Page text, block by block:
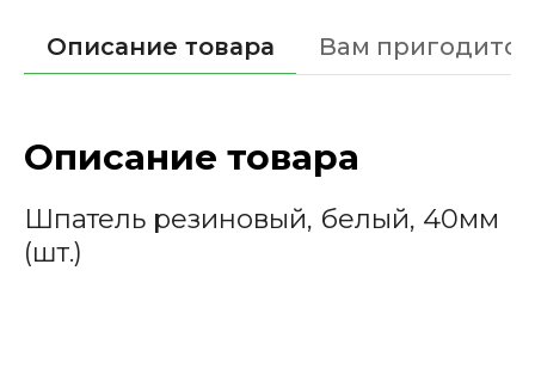
Описание товара Вам пригодится
Описание товара
Шпатель резиновый, белый, 40мм
(шт.)